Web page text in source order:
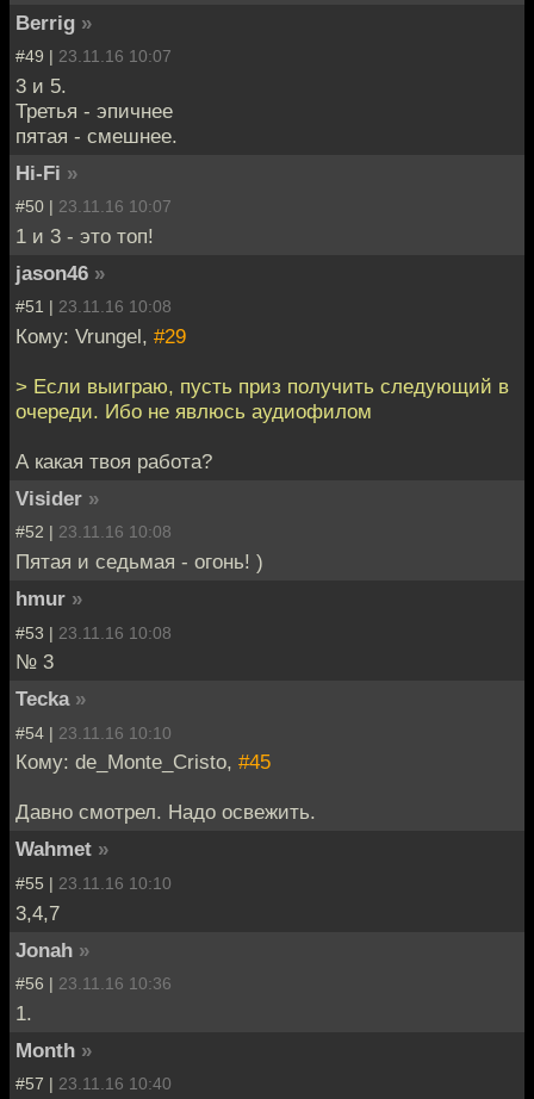
Berrig »
#49 | 23.11.16 10:07
3 и 5.
Третья - эпичнее
пятая - смешнее.
Hi-Fi »
#50 | 23.11.16 10:07
1 и 3 - это топ!
jason46 »
#51 | 23.11.16 10:08
Кому: Vrungel, #29
> Если выиграю, пусть приз получить следующий в
очереди. Ибо не явлюсь аудиофилом
А какая твоя работа?
Visider »
#52 | 23.11.16 10:08
Пятая и седьмая - огонь! )
hmur »
#53 | 23.11.16 10:08
№ 3
Tecka »
#54 | 23.11.16 10:10
Кому: de_Monte_Cristo, #45
Давно смотрел. Надо освежить.
Wahmet »
#55 | 23.11.16 10:10
3,4,7
Jonah »
#56 | 23.11.16 10:36
1.
Month »
#57 | 23.11.16 10:40